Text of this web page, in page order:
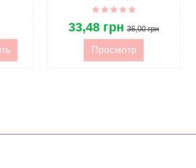
33,48 грн 36,00 грн
Просмотр